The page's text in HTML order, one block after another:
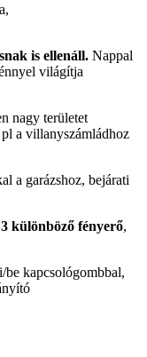
is ellenáll. Nappal
világítja
nagy területet
a villanyszámládhoz
a garázshoz, bejárati
különböző fényerő,
be kapcsológombbal,